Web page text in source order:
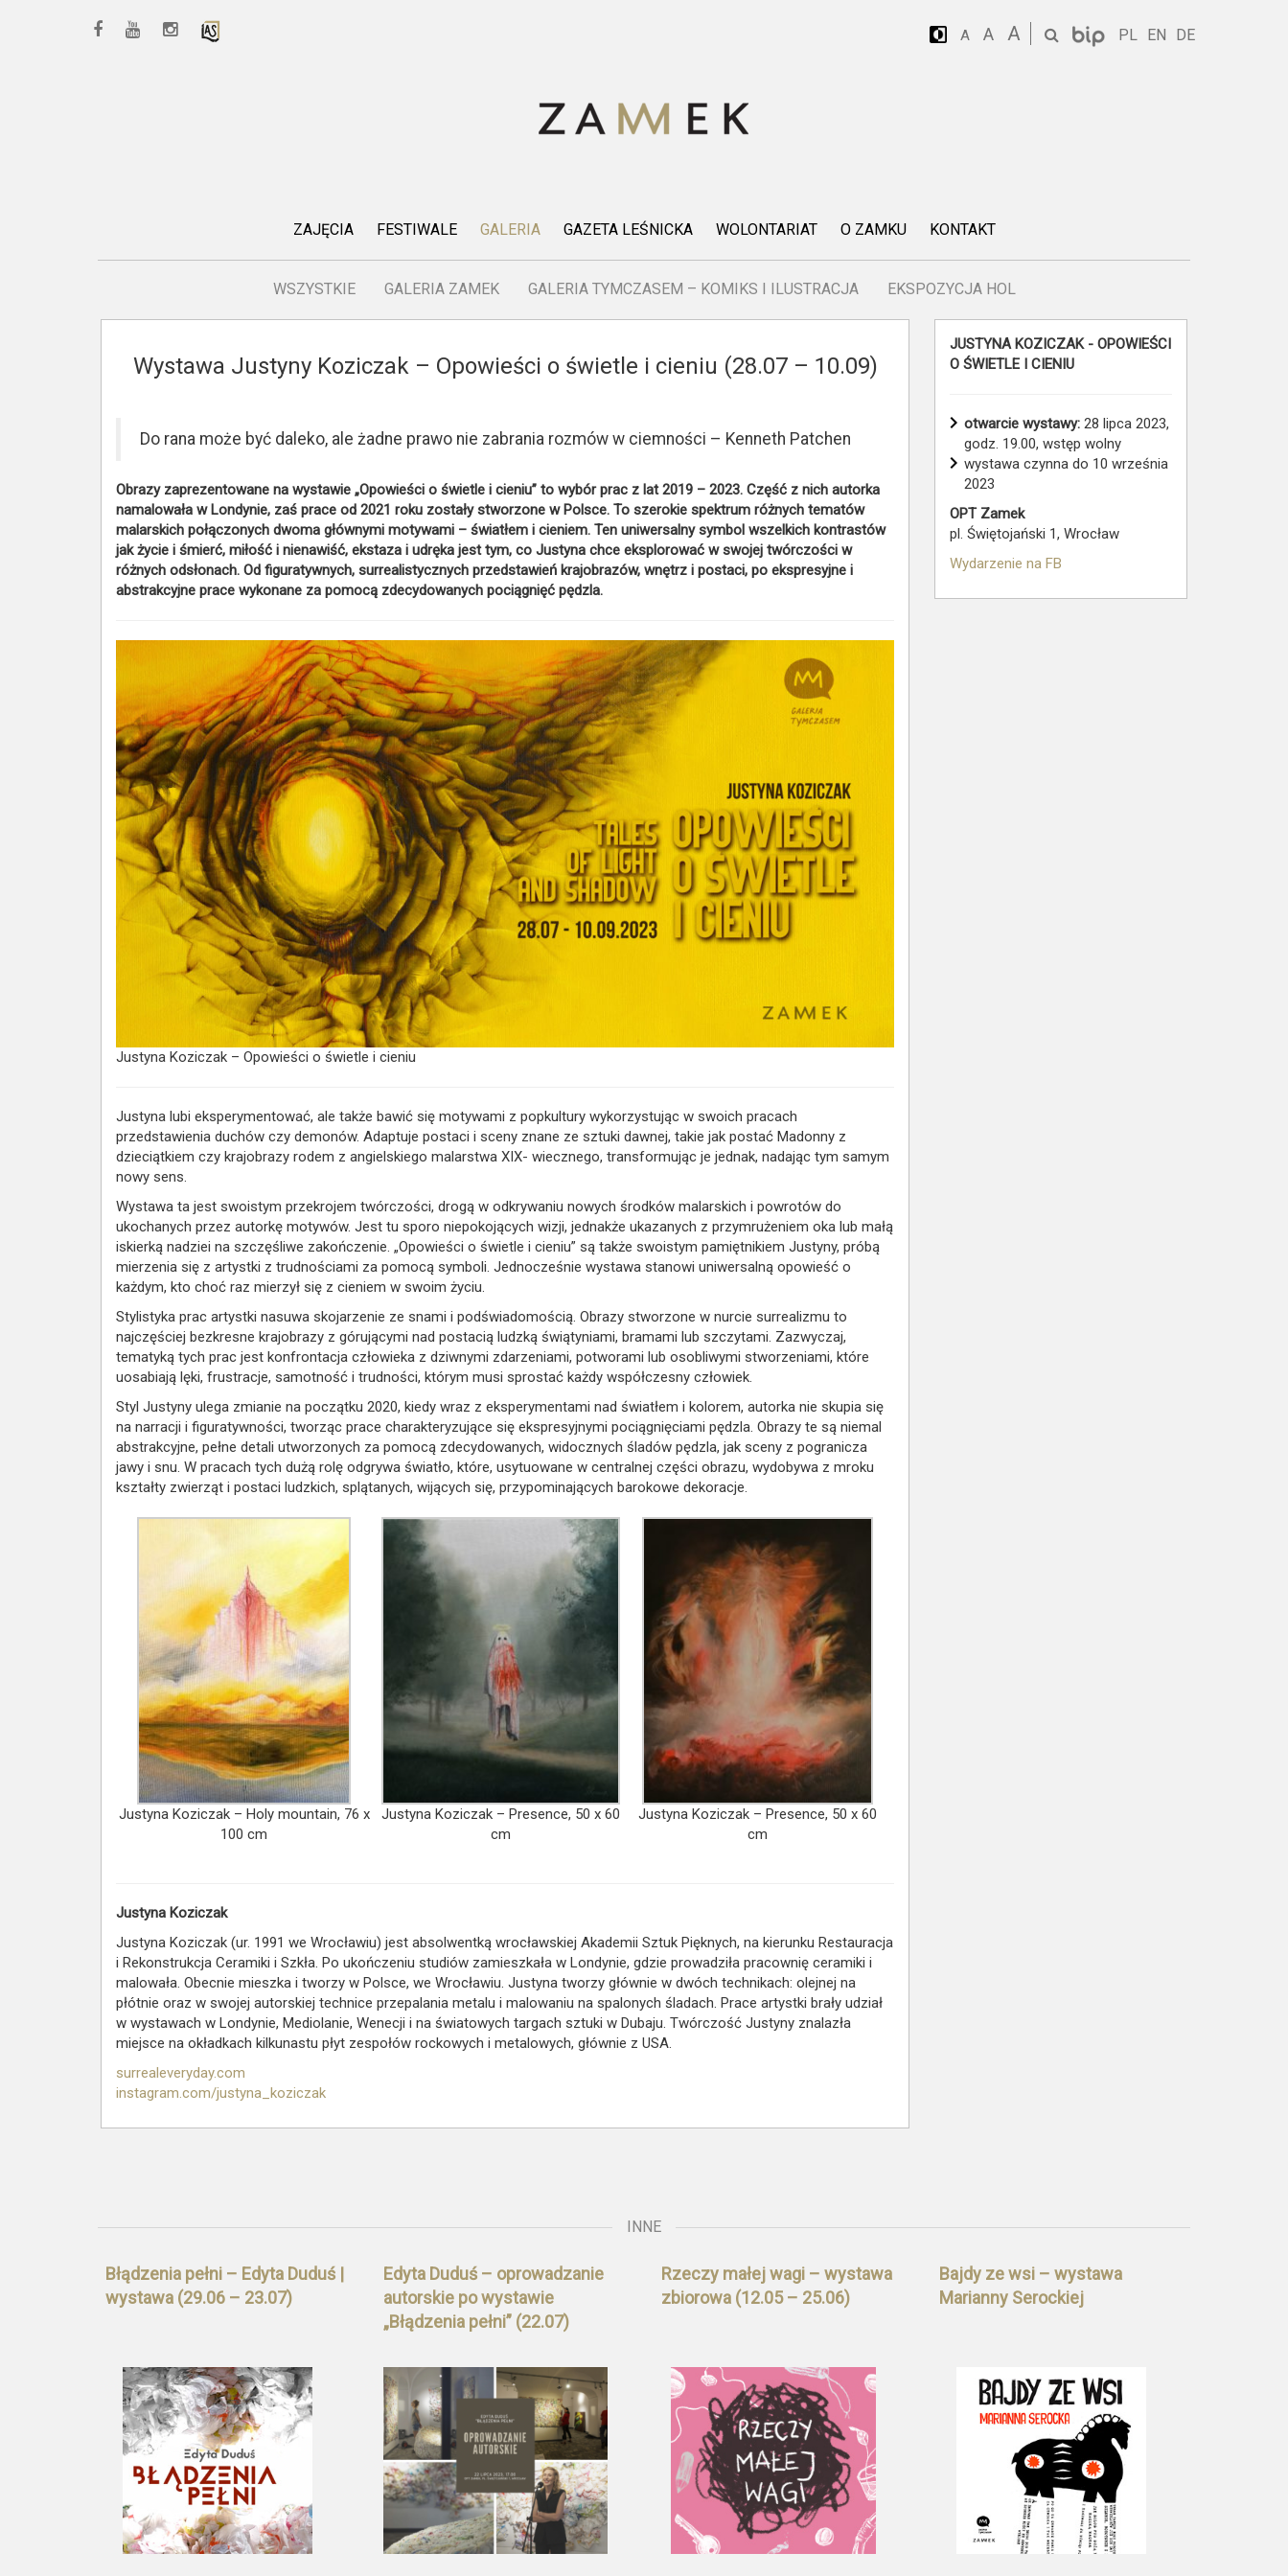
A A A PL EN DE
ZAJĘCIA FESTIWALE GALERIA GAZETA LEŚNICKA WOLONTARIAT O ZAMKU KONTAKT
WSZYSTKIE GALERIA ZAMEK GALERIA TYMCZASEM – KOMIKS I ILUSTRACJA EKSPOZYCJA HOL
Wystawa Justyny Koziczak – Opowieści o świetle i cieniu (28.07 – 10.09)
Do rana może być daleko, ale żadne prawo nie zabrania rozmów w ciemności – Kenneth Patchen
Obrazy zaprezentowane na wystawie „Opowieści o świetle i cieniu” to wybór prac z lat 2019 – 2023. Część z nich autorka
namalowała w Londynie, zaś prace od 2021 roku zostały stworzone w Polsce. To szerokie spektrum różnych tematów
malarskich połączonych dwoma głównymi motywami – światłem i cieniem. Ten uniwersalny symbol wszelkich kontrastów
jak życie i śmierć, miłość i nienawiść, ekstaza i udręka jest tym, co Justyna chce eksplorować w swojej twórczości w
różnych odsłonach. Od figuratywnych, surrealistycznych przedstawień krajobrazów, wnętrz i postaci, po ekspresyjne i
abstrakcyjne prace wykonane za pomocą zdecydowanych pociągnięć pędzla.
Justyna Koziczak – Opowieści o świetle i cieniu
Justyna lubi eksperymentować, ale także bawić się motywami z popkultury wykorzystując w swoich pracach
przedstawienia duchów czy demonów. Adaptuje postaci i sceny znane ze sztuki dawnej, takie jak postać Madonny z
dzieciątkiem czy krajobrazy rodem z angielskiego malarstwa XIX- wiecznego, transformując je jednak, nadając tym samym
nowy sens.
Wystawa ta jest swoistym przekrojem twórczości, drogą w odkrywaniu nowych środków malarskich i powrotów do
ukochanych przez autorkę motywów. Jest tu sporo niepokojących wizji, jednakże ukazanych z przymrużeniem oka lub małą
iskierką nadziei na szczęśliwe zakończenie. „Opowieści o świetle i cieniu” są także swoistym pamiętnikiem Justyny, próbą
mierzenia się z artystki z trudnościami za pomocą symboli. Jednocześnie wystawa stanowi uniwersalną opowieść o
każdym, kto choć raz mierzył się z cieniem w swoim życiu.
Stylistyka prac artystki nasuwa skojarzenie ze snami i podświadomością. Obrazy stworzone w nurcie surrealizmu to
najczęściej bezkresne krajobrazy z górującymi nad postacią ludzką świątyniami, bramami lub szczytami. Zazwyczaj,
tematyką tych prac jest konfrontacja człowieka z dziwnymi zdarzeniami, potworami lub osobliwymi stworzeniami, które
uosabiają lęki, frustracje, samotność i trudności, którym musi sprostać każdy współczesny człowiek.
Styl Justyny ulega zmianie na początku 2020, kiedy wraz z eksperymentami nad światłem i kolorem, autorka nie skupia się
na narracji i figuratywności, tworząc prace charakteryzujące się ekspresyjnymi pociągnięciami pędzla. Obrazy te są niemal
abstrakcyjne, pełne detali utworzonych za pomocą zdecydowanych, widocznych śladów pędzla, jak sceny z pogranicza
jawy i snu. W pracach tych dużą rolę odgrywa światło, które, usytuowane w centralnej części obrazu, wydobywa z mroku
kształty zwierząt i postaci ludzkich, splątanych, wijących się, przypominających barokowe dekoracje.
Justyna Koziczak – Holy mountain, 76 x
100 cm
Justyna Koziczak – Presence, 50 x 60
cm
Justyna Koziczak – Presence, 50 x 60
cm
Justyna Koziczak
Justyna Koziczak (ur. 1991 we Wrocławiu) jest absolwentką wrocławskiej Akademii Sztuk Pięknych, na kierunku Restauracja
i Rekonstrukcja Ceramiki i Szkła. Po ukończeniu studiów zamieszkała w Londynie, gdzie prowadziła pracownię ceramiki i
malowała. Obecnie mieszka i tworzy w Polsce, we Wrocławiu. Justyna tworzy głównie w dwóch technikach: olejnej na
płótnie oraz w swojej autorskiej technice przepalania metalu i malowaniu na spalonych śladach. Prace artystki brały udział
w wystawach w Londynie, Mediolanie, Wenecji i na światowych targach sztuki w Dubaju. Twórczość Justyny znalazła
miejsce na okładkach kilkunastu płyt zespołów rockowych i metalowych, głównie z USA.
surrealeveryday.com
instagram.com/justyna_koziczak
JUSTYNA KOZICZAK - OPOWIEŚCI
O ŚWIETLE I CIENIU
otwarcie wystawy: 28 lipca 2023,
godz. 19.00, wstęp wolny
wystawa czynna do 10 września
2023
OPT Zamek
pl. Świętojański 1, Wrocław
Wydarzenie na FB
INNE
Błądzenia pełni – Edyta Duduś |
wystawa (29.06 – 23.07)
Edyta Duduś – oprowadzanie
autorskie po wystawie
„Błądzenia pełni” (22.07)
Rzeczy małej wagi – wystawa
zbiorowa (12.05 – 25.06)
Bajdy ze wsi – wystawa
Marianny Serockiej